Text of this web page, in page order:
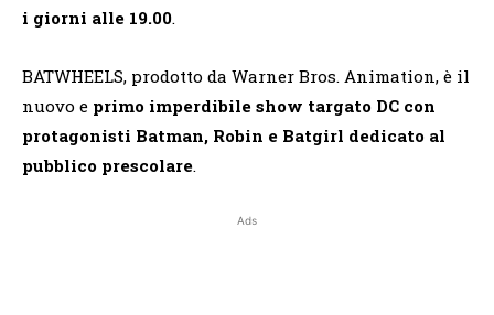
i giorni alle 19.00.
BATWHEELS, prodotto da Warner Bros. Animation, è il
nuovo e primo imperdibile show targato DC con
protagonisti Batman, Robin e Batgirl dedicato al
pubblico prescolare.
Ads